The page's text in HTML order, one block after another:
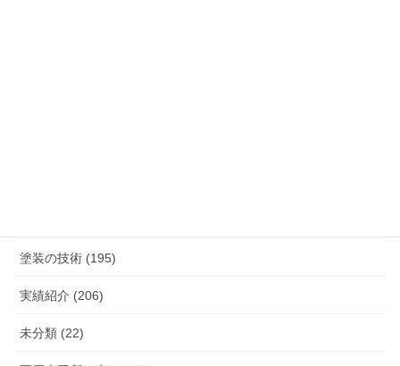
塗装の技術 (195)
実績紹介 (206)
未分類 (22)